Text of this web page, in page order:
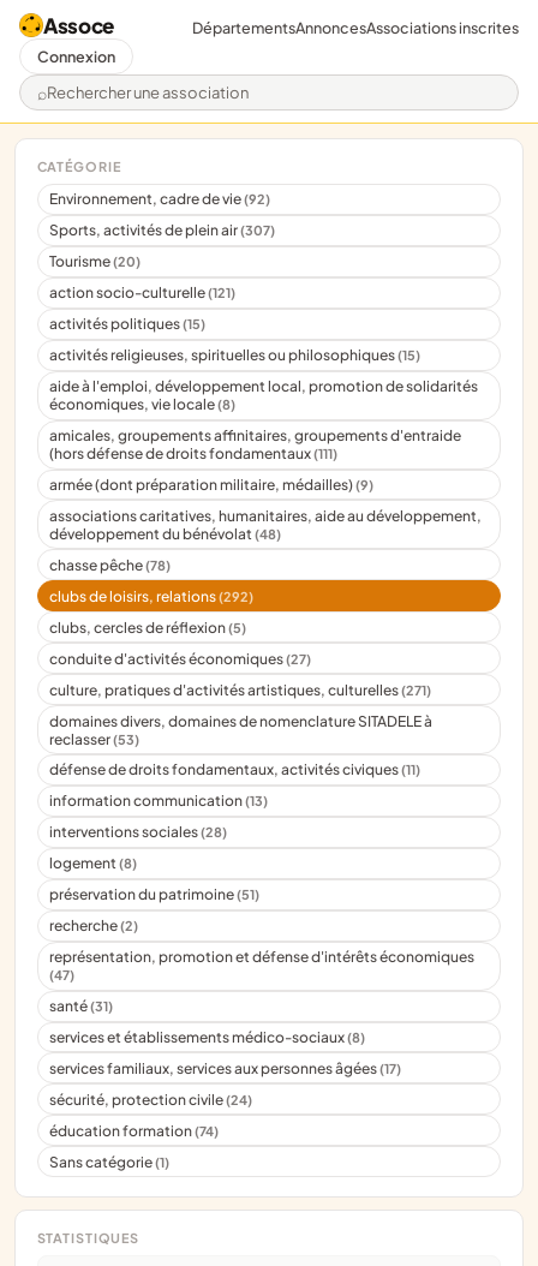
Assoce
Rechercher une association
DépartementsAnnoncesAssociations inscrites
Connexion
CATÉGORIE
Environnement, cadre de vie(92)
Sports, activités de plein air(307)
Tourisme(20)
action socio-culturelle(121)
activités politiques(15)
activités religieuses, spirituelles ou philosophiques(15)
aide à l'emploi, développement local, promotion de solidarités
économiques, vie locale(8)
amicales, groupements affinitaires, groupements d'entraide
(hors défense de droits fondamentaux(111)
armée (dont préparation militaire, médailles)(9)
associations caritatives, humanitaires, aide au développement,
développement du bénévolat(48)
chasse pêche(78)
clubs de loisirs, relations(292)
clubs, cercles de réflexion(5)
conduite d'activités économiques(27)
culture, pratiques d'activités artistiques, culturelles(271)
domaines divers, domaines de nomenclature SITADELE à
reclasser(53)
défense de droits fondamentaux, activités civiques(11)
information communication(13)
interventions sociales(28)
logement(8)
préservation du patrimoine(51)
recherche(2)
représentation, promotion et défense d'intérêts économiques
(47)
santé(31)
services et établissements médico-sociaux(8)
services familiaux, services aux personnes âgées(17)
sécurité, protection civile(24)
éducation formation(74)
Sans catégorie(1)
STATISTIQUES